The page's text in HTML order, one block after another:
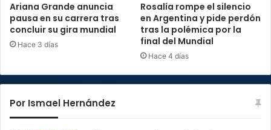
Ariana Grande anuncia
pausa en su carrera tras
concluir su gira mundial
Hace 3 días
Rosalía rompe el silencio
en Argentina y pide perdón
tras la polémica por la
final del Mundial
Hace 4 días
Por Ismael Hernández